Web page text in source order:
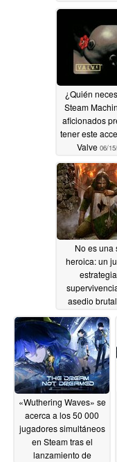
06/
¿Quién
Steam
aficionados
tener este
Valve 06/
No es una
heroica: un
asedio
en Steam06/
«Wuthering Waves» se
acerca a los 50 000
jugadores simultáneos
en Steam tras el
lanzamiento de